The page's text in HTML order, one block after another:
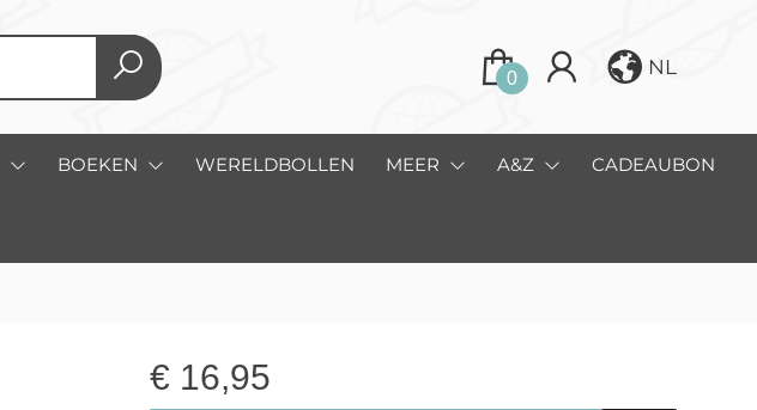
0 NL
BOEKEN WERELDBOLLEN MEER A&Z CADEAUBON
€ 16,95